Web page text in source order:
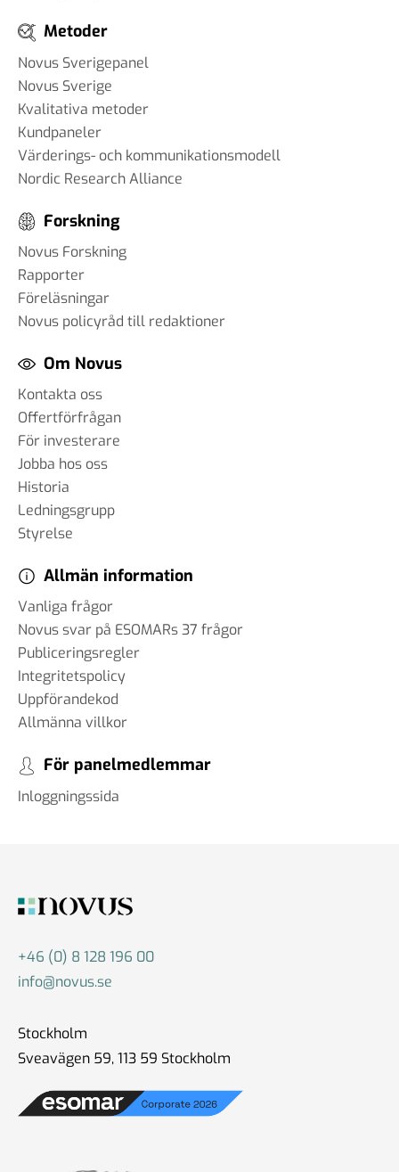
Metoder
Novus Sverigepanel
Novus Sverige
Kvalitativa metoder
Kundpaneler
Värderings- och kommunikationsmodell
Nordic Research Alliance
Forskning
Novus Forskning
Rapporter
Föreläsningar
Novus policyråd till redaktioner
Om Novus
Kontakta oss
Offertförfrågan
För investerare
Jobba hos oss
Historia
Ledningsgrupp
Styrelse
Allmän information
Vanliga frågor
Novus svar på ESOMARs 37 frågor
Publiceringsregler
Integritetspolicy
Uppförandekod
Allmänna villkor
För panelmedlemmar
Inloggningssida
+46 (0) 8 128 196 00
info@novus.se
Stockholm
Sveavägen 59, 113 59 Stockholm